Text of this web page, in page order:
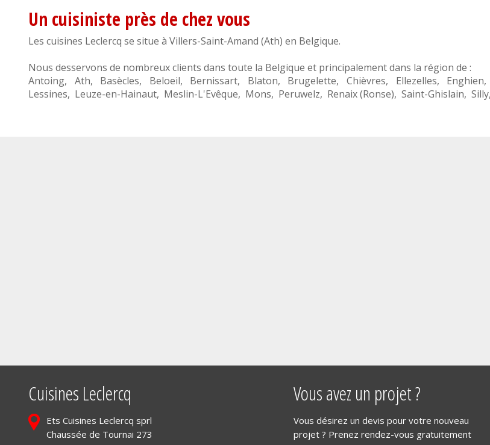
Un cuisiniste près de chez vous
Les cuisines Leclercq se situe à Villers-Saint-Amand (Ath) en Belgique.
Nous desservons de nombreux clients dans toute la Belgique et principalement dans la région de :
Antoing, Ath, Basècles, Beloeil, Bernissart, Blaton, Brugelette,Chièvres, Ellezelles, Enghien,
Lessines, Leuze-en-Hainaut, Meslin-L'Evêque, Mons, Peruwelz, Renaix (Ronse), Saint-Ghislain, Silly,
Cuisines Leclercq
Ets Cuisines Leclercq sprl
Chaussée de Tournai 273
Vous avez un projet ?
Vous désirez un devis pour votre nouveau
projet ? Prenez rendez-vous gratuitement